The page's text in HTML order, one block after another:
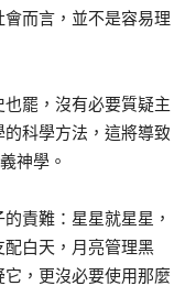
而言，並不是容易理
罷，沒有必要質疑主
科學方法，這將導致
神學。
責難：星星就星星，
配白天，月亮管理黑
，更沒必要使用那麼